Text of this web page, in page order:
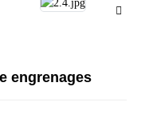
engrenages